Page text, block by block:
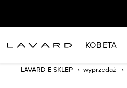
KOBIETA
LAVARD E SKLEP wyprzedaż